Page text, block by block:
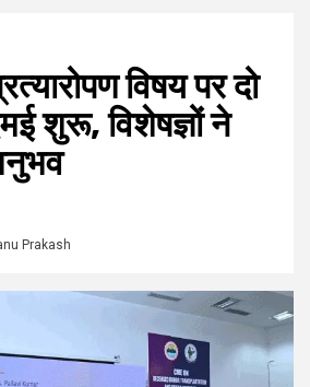
विषय पर दो
शुरू, विशेषज्ञों ने
Prakash